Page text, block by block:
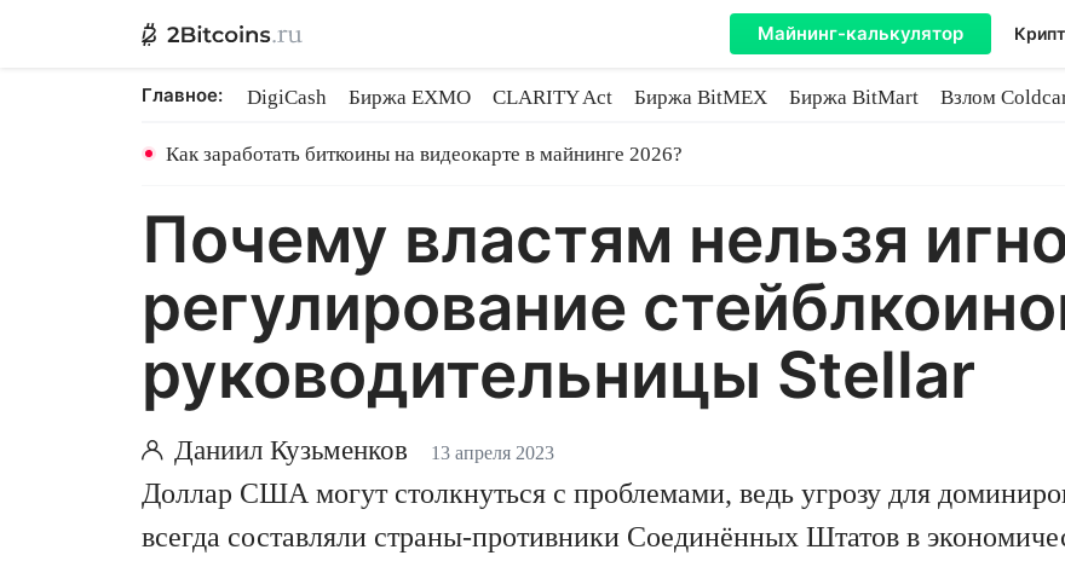
Майнинг-калькулятор
Главное: DigiCash Биржа EXMO CLARITY Act Биржа BitMEX Биржа BitMart Взлом
Как заработать биткоины на видеокарте в майнинге 2026?
Почему властям нельзя
регулирование
руководительницы Stellar
Даниил Кузьменков 13 апреля 2023
Доллар США могут столкнуться с проблемами, ведь угрозу для
всегда составляли страны-противники Соединённых Штатов в